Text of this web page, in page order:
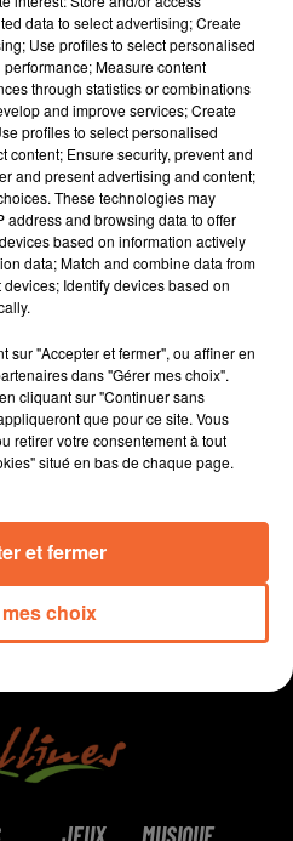
sec
(MIDI)
enseignant aurait souhaité
classes
sont collectés par une
game virtuel.
levé à Bressuire...
14 min 29 sec
JEUX MUSIQUE
data to select advertising; Create
Use profiles to select personalised
Measure content
through statistics or combinations
and improve services; Create
profiles to select personalised
content; Ensure security, prevent and
and present advertising and content;
These technologies may
address and browsing data to offer
based on information actively
data; Match and combine data from
Identify devices based on
sur "Accepter et fermer", ou affiner en
dans "Gérer mes choix".
cliquant sur "Continuer sans
que pour ce site. Vous
retirer votre consentement à tout
situé en bas de chaque page.
choix
et fermer